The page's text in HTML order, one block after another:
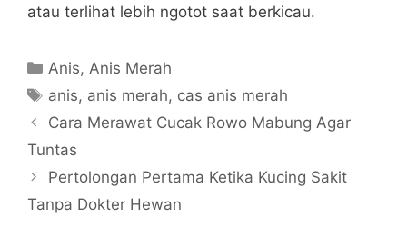
atau terlihat lebih ngotot saat berkicau.
Categories
Anis,Anis Merah
Tags
anis, anis merah, cas anis merah
Cara Merawat Cucak Rowo Mabung Agar
Tuntas
Pertolongan Pertama Ketika Kucing Sakit
Tanpa Dokter Hewan